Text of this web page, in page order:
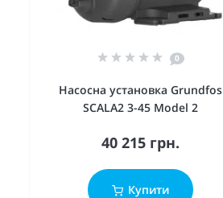
0
Насосна установка Grundfos
SCALA2 3-45 Model 2
40 215 грн.
Купити